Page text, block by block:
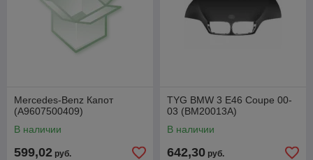
Mercedes-Benz Капот
(A9607500409)
В наличии
599,02 руб.
TYG BMW 3 E46 Coupe 00-
03 (BM20013A)
В наличии
642,30 руб.